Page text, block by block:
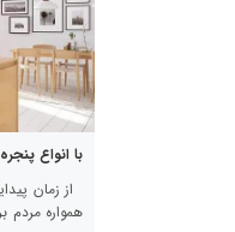
با انواع
از زمان
همواره مردم